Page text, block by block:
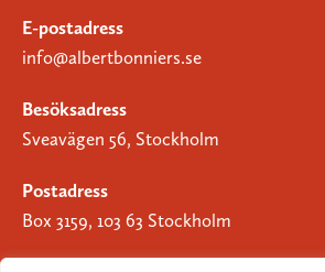
E-postadress
info@albertbonniers.se
Besöksadress
Sveavägen 56, Stockholm
Postadress
Box 3159, 103 63 Stockholm